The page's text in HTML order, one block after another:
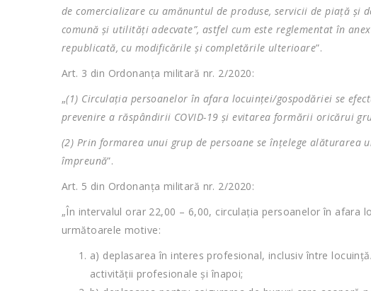
de comercializare cu amănuntul de produse, servicii de piaţă
comună şi utilităţi adecvate”, astfel cum este reglementat în
republicată, cu modificările şi completările ulterioare”.
Art. 3 din Ordonanța militară nr. 2/2020:
„(1) Circulaţia persoanelor în afara locuinţei/gospodăriei se
prevenire a răspândirii COVID-19 şi evitarea formării oricărui
(2) Prin formarea unui grup de persoane se înţelege alăturarea
împreună”.
Art. 5 din Ordonanța militară nr. 2/2020:
„În intervalul orar 22,00 – 6,00, circulaţia persoanelor în afara
următoarele motive:
a) deplasarea în interes profesional, inclusiv între
activităţii profesionale şi înapoi;